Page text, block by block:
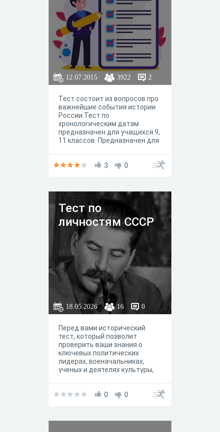
12.07.2015 3922 2
Тест состоит из вопросов про
важнейшие события истории
России.Тест по
хронологическим датам
предназначен для учащихся 9,
11 классов. Предназначен для
изучения всех разделов темы.
3 0
Тест по
личностям СССР
18.05.2026 16 0
Перед вами исторический
тест, который позволит
проверить ваши знания о
ключевых политических
лидерах, военачальниках,
ученых и деятелях культуры,
протяжении его
0 0